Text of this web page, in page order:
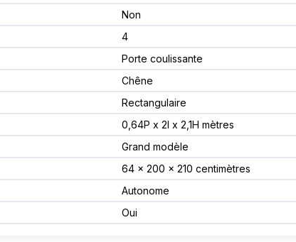
Non
4
Porte coulissante
Chêne
Rectangulaire
0,64P x 2l x 2,1H mètres
Grand modèle
64 x 200 x 210 centimètres
Autonome
Oui